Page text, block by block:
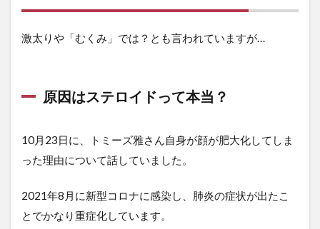
激太りや「むくみ」では？とも言われていますが…
原因はステロイドって本当？
10月23日に、トミーズ雅さん自身が顔が肥大化してしま
った理由について話していました。
2021年8月に新型コロナに感染し、肺炎の症状が出たこ
とでかなり重症化しています。